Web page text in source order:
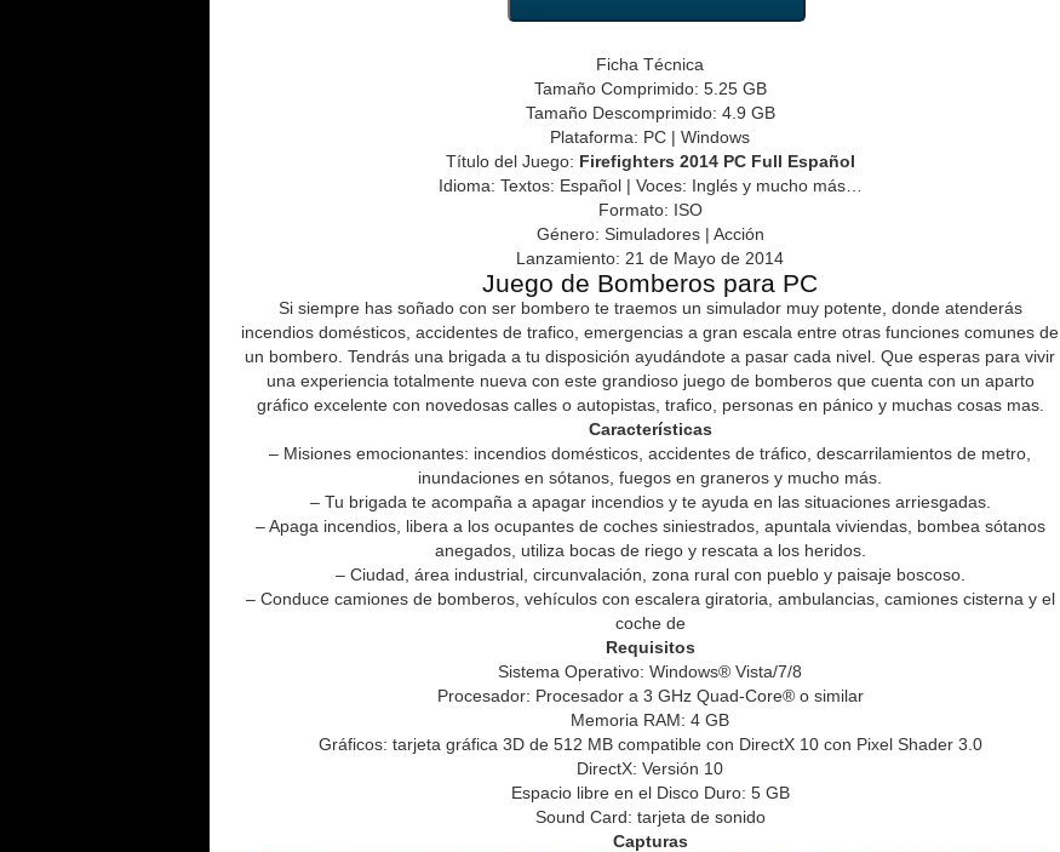
Ficha Técnica
Tamaño Comprimido: 5.25 GB
Tamaño Descomprimido: 4.9 GB
Plataforma: PC | Windows
Título del Juego: Firefighters 2014 PC Full Español
Idioma: Textos: Español | Voces: Inglés y mucho más…
Formato: ISO
Género: Simuladores | Acción
Lanzamiento: 21 de Mayo de 2014
Juego de Bomberos para PC
Si siempre has soñado con ser bombero te traemos un simulador muy potente, donde atenderás
incendios domésticos, accidentes de trafico, emergencias a gran escala entre otras funciones comunes de
un bombero. Tendrás una brigada a tu disposición ayudándote a pasar cada nivel. Que esperas para vivir
una experiencia totalmente nueva con este grandioso juego de bomberos que cuenta con un aparto
gráfico excelente con novedosas calles o autopistas, trafico, personas en pánico y muchas cosas mas.
Características
– Misiones emocionantes: incendios domésticos, accidentes de tráfico, descarrilamientos de metro,
inundaciones en sótanos, fuegos en graneros y mucho más.
– Tu brigada te acompaña a apagar incendios y te ayuda en las situaciones arriesgadas.
– Apaga incendios, libera a los ocupantes de coches siniestrados, apuntala viviendas, bombea sótanos
anegados, utiliza bocas de riego y rescata a los heridos.
– Ciudad, área industrial, circunvalación, zona rural con pueblo y paisaje boscoso.
– Conduce camiones de bomberos, vehículos con escalera giratoria, ambulancias, camiones cisterna y el
coche de
Requisitos
Sistema Operativo: Windows® Vista/7/8
Procesador: Procesador a 3 GHz Quad-Core® o similar
Memoria RAM: 4 GB
Gráficos: tarjeta gráfica 3D de 512 MB compatible con DirectX 10 con Pixel Shader 3.0
DirectX: Versión 10
Espacio libre en el Disco Duro: 5 GB
Sound Card: tarjeta de sonido
Capturas